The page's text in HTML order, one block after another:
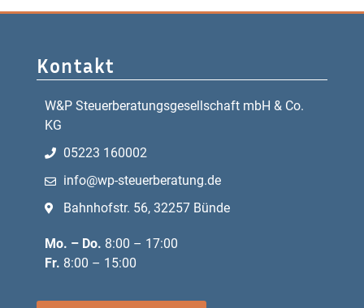
Kontakt
W&P Steuerberatungsgesellschaft mbH & Co.
KG
05223 160002
info@wp-steuerberatung.de
Bahnhofstr. 56, 32257 Bünde
Mo. – Do. 8:00 – 17:00
Fr. 8:00 – 15:00